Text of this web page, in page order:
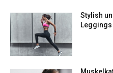
Stylish